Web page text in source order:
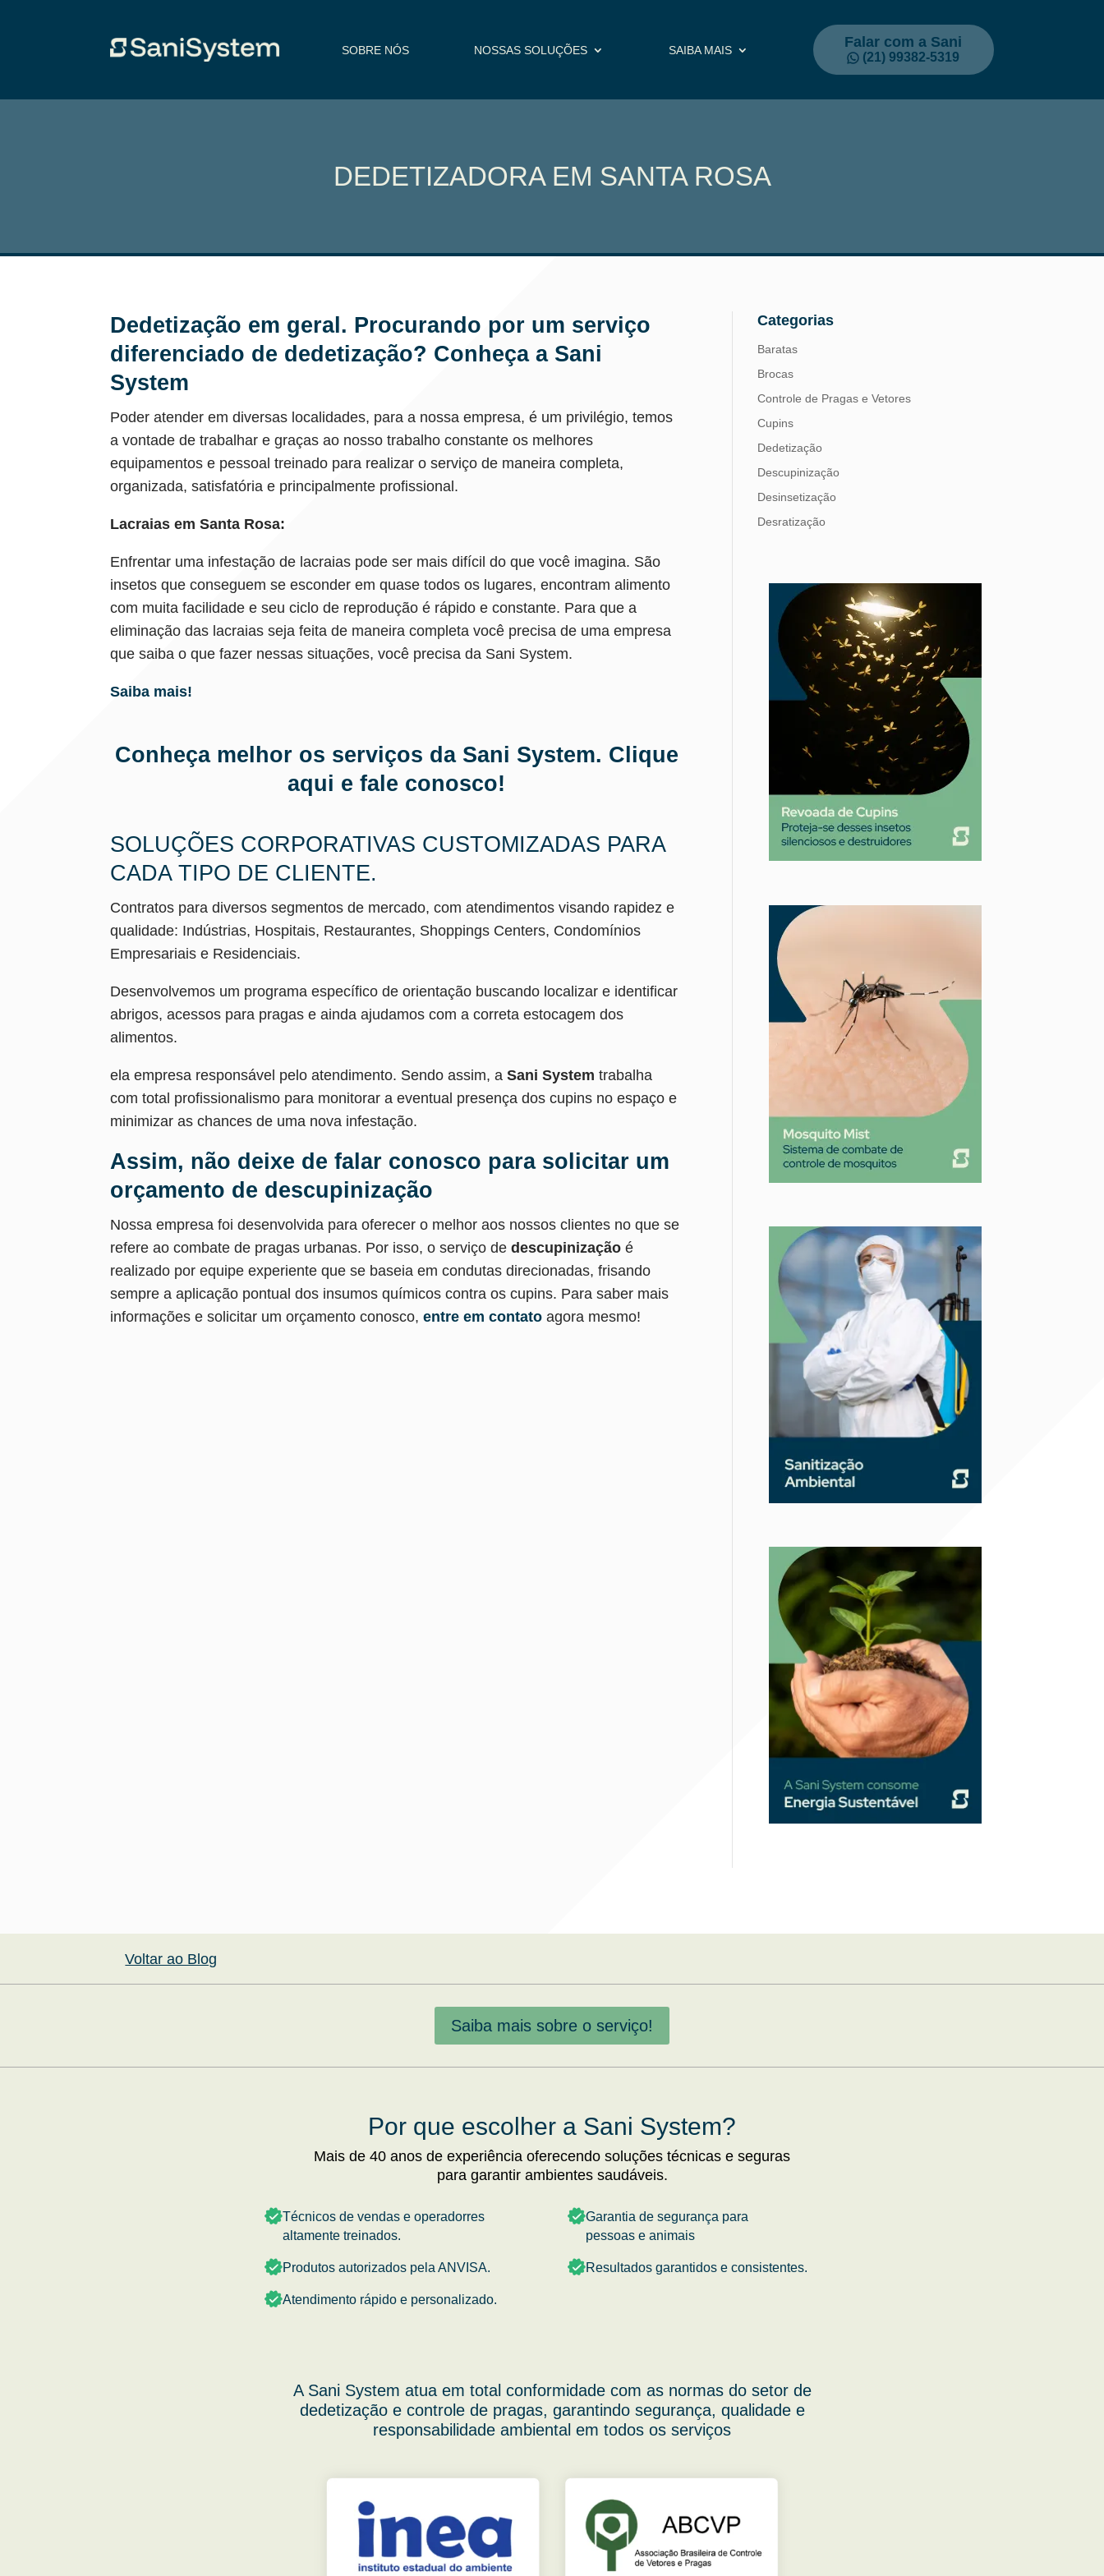
SOBRE NÓS NOSSAS SOLUÇÕES SAIBA MAIS Falar com a Sani
(21) 99382-5319
DEDETIZADORA EM SANTA ROSA
Dedetização em geral. Procurando por um serviço
diferenciado de dedetização? Conheça a Sani
System
Poder atender em diversas localidades, para a nossa empresa, é um privilégio, temos
a vontade de trabalhar e graças ao nosso trabalho constante os melhores
equipamentos e pessoal treinado para realizar o serviço de maneira completa,
organizada, satisfatória e principalmente profissional.
Lacraias em Santa Rosa:
Enfrentar uma infestação de lacraias pode ser mais difícil do que você imagina. São
insetos que conseguem se esconder em quase todos os lugares, encontram alimento
com muita facilidade e seu ciclo de reprodução é rápido e constante. Para que a
eliminação das lacraias seja feita de maneira completa você precisa de uma empresa
que saiba o que fazer nessas situações, você precisa da Sani System.
Saiba mais!
Conheça melhor os serviços da Sani System. Clique
aqui e fale conosco!
SOLUÇÕES CORPORATIVAS CUSTOMIZADAS PARA
CADA TIPO DE CLIENTE.
Contratos para diversos segmentos de mercado, com atendimentos visando rapidez e
qualidade: Indústrias, Hospitais, Restaurantes, Shoppings Centers, Condomínios
Empresariais e Residenciais.
Desenvolvemos um programa específico de orientação buscando localizar e identificar
abrigos, acessos para pragas e ainda ajudamos com a correta estocagem dos
alimentos.
ela empresa responsável pelo atendimento. Sendo assim, aSani Systemtrabalha
com total profissionalismo para monitorar a eventual presença dos cupins no espaço e
minimizar as chances de uma nova infestação.
Assim, não deixe de falar conosco para solicitar um
orçamento de descupinização
Nossa empresa foi desenvolvida para oferecer o melhor aos nossos clientes no que se
refere ao combate de pragas urbanas. Por isso, o serviço dedescupinizaçãoé
realizado por equipe experiente que se baseia em condutas direcionadas, frisando
sempre a aplicação pontual dos insumos químicos contra os cupins. Para saber mais
informações e solicitar um orçamento conosco,entre em contatoagora mesmo!
Categorias
Baratas
Brocas
Controle de Pragas e Vetores
Cupins
Dedetização
Descupinização
Desinsetização
Desratização
Mosquitos
Percevejo de Cama
Pulgas e Carrapatos
Ratos
Sanitização
Voltar ao Blog
Saiba mais sobre o serviço!
Por que escolher a Sani System?
Mais de 40 anos de experiência oferecendo soluções técnicas e seguras
para garantir ambientes saudáveis.
Técnicos de vendas e operadorres
altamente treinados.
Produtos autorizados pela ANVISA.
Atendimento rápido e personalizado.
Garantia de segurança para
pessoas e animais
Resultados garantidos e consistentes.
A Sani System atua em total conformidade com as normas do setor de
dedetização e controle de pragas, garantindo segurança, qualidade e
responsabilidade ambiental em todos os serviços